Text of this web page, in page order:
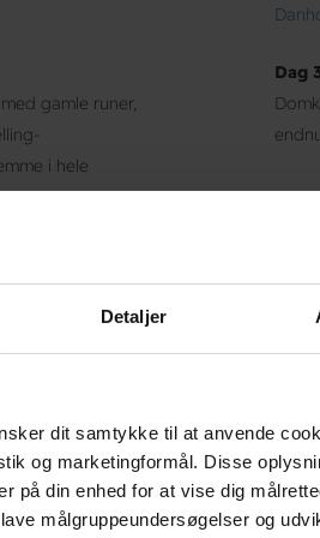
Detaljer
dit samtykke til at anvende
og marketingformål. Disse
på din enhed for at vise dig
målgruppeundersøgelser og
gamle runer,
i hele
bo
- Læs
Her kunne
til
Barokkens
det er
Dag